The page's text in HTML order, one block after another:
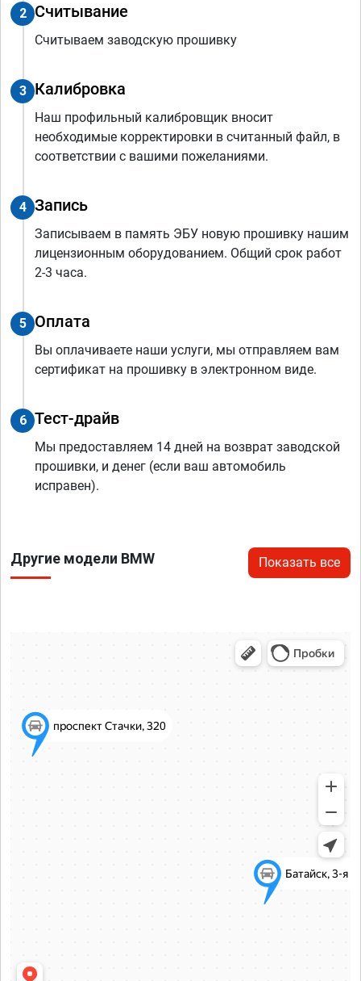
2 Считывание
Считываем заводскую прошивку
3 Калибровка
Наш профильный калибровщик вносит
необходимые корректировки в считанный файл, в
соответствии с вашими пожеланиями.
4 Запись
Записываем в память ЭБУ новую прошивку нашим
лицензионным оборудованием. Общий срок работ
2-3 часа.
5 Оплата
Вы оплачиваете наши услуги, мы отправляем вам
сертификат на прошивку в электронном виде.
6 Тест-драйв
Мы предоставляем 14 дней на возврат заводской
прошивки, и денег (если ваш автомобиль
исправен).
Другие модели BMW Показать все